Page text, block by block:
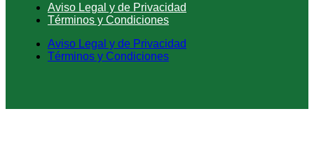
Aviso Legal y de Privacidad
Términos y Condiciones
Aviso Legal y de Privacidad
Términos y Condiciones